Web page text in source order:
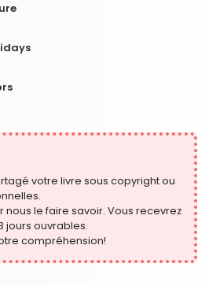
votre livre sous copyright ou
nous le faire savoir. Vous recevrez
jours ouvrables.
compréhension!